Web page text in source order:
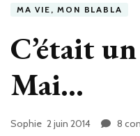
MA VIE, MON BLABLA
C’était
Mai…
Sophie 2 juin 2014 8